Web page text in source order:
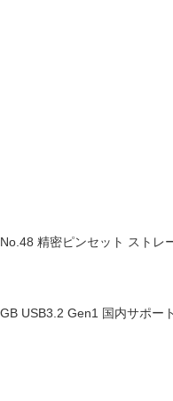
精密ピンセット ストレ
USB3.2 Gen1 国内サポー